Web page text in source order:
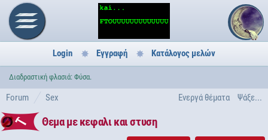
Login Εγγραφή Κατάλογος μελών
Διαδραστική φλασιά: Φύσα.
Ενεργά θέματα Ψάξε...
Forum Sex
Θεμα με κεφαλι και στυση